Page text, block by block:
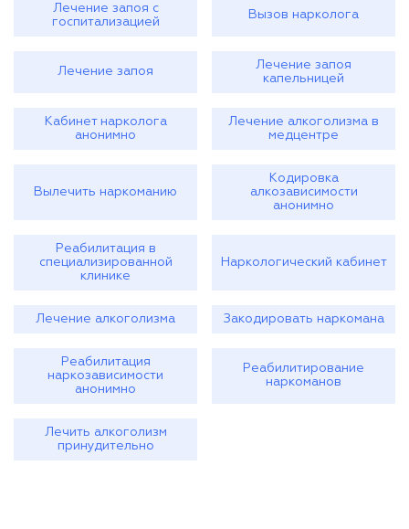
Лечение запоя с
госпитализацией
Вызов нарколога
Лечение запоя
Лечение запоя
капельницей
Кабинет нарколога
анонимно
Лечение алкоголизма в
медцентре
Вылечить наркоманию
Кодировка
алкозависимости
анонимно
Реабилитация в
специализированной
клинике
Наркологический кабинет
Лечение алкоголизма Закодировать наркомана
Реабилитация
наркозависимости
анонимно
Реабилитирование
наркоманов
Лечить алкоголизм
принудительно